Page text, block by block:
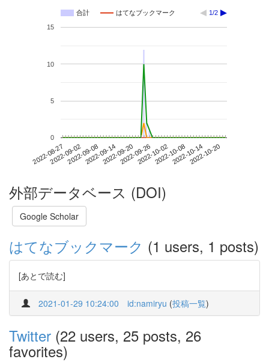
合計 はてなブックマーク 1/2
2022-08-272022-09-022022-09-082022-09-142022-09-202022-09-262022-10-022022-10-082022-10-142022-10-20
0
5
10
15
外部データベース (DOI)
Google Scholar
はてなブックマーク (1 users, 1 posts)
[あとで読む]
2021-01-29 10:24:00 id:namiryu (投稿一覧)
Twitter (22 users, 25 posts, 26
favorites)